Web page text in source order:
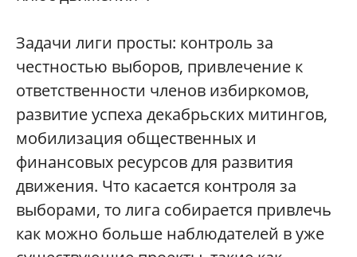
Задачи лиги просты: контроль за
честностью выборов, привлечение к
ответственности членов избиркомов,
развитие успеха декабрьских митингов,
мобилизация общественных и
финансовых ресурсов для развития
движения. Что касается контроля за
выборами, то лига собирается привлечь
как можно больше наблюдателей в уже